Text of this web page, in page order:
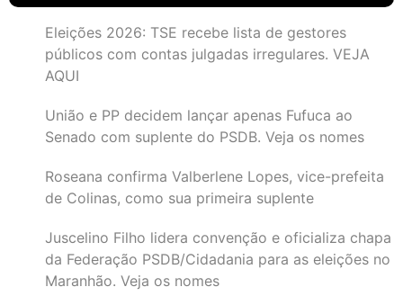
Eleições 2026: TSE recebe lista de gestores
públicos com contas julgadas irregulares. VEJA
AQUI
União e PP decidem lançar apenas Fufuca ao
Senado com suplente do PSDB. Veja os nomes
Roseana confirma Valberlene Lopes, vice-prefeita
de Colinas, como sua primeira suplente
Juscelino Filho lidera convenção e oficializa chapa
da Federação PSDB/Cidadania para as eleições no
Maranhão. Veja os nomes